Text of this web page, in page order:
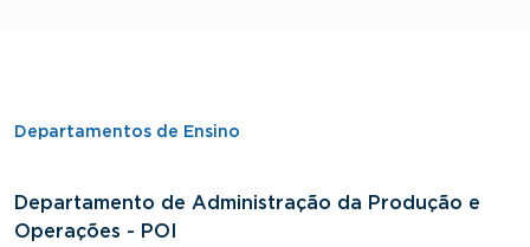
Departamentos de Ensino
Departamento de Administração da Produção e
Operações - POI